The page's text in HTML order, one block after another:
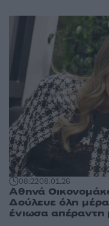
08:2208.01.26
Αθηνά
Δούλευε όλη
ένιωσα απέραντη